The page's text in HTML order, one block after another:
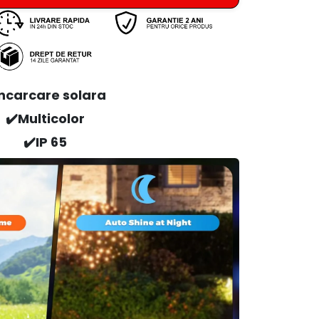
solara
✔️Multicolor
✔️IP 65